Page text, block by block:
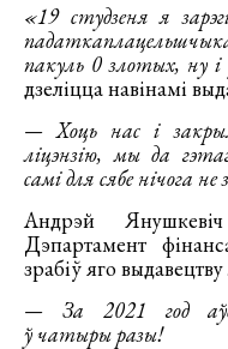
«19 студзеня я
пакуль 0 злотых, ну
дзеліцца навінамі
— Хоць нас і
ліцэнзію, мы да
самі для сябе нічога не
Андрэй
Дэпартамент
зрабіў яго
— За 2021 год
ў чатыры разы!